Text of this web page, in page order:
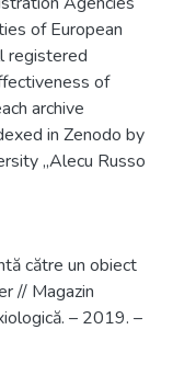
of European
registered
of
archive
in Zenodo by
„Alecu Russo
către un obiect
// Magazin
– 2019. –